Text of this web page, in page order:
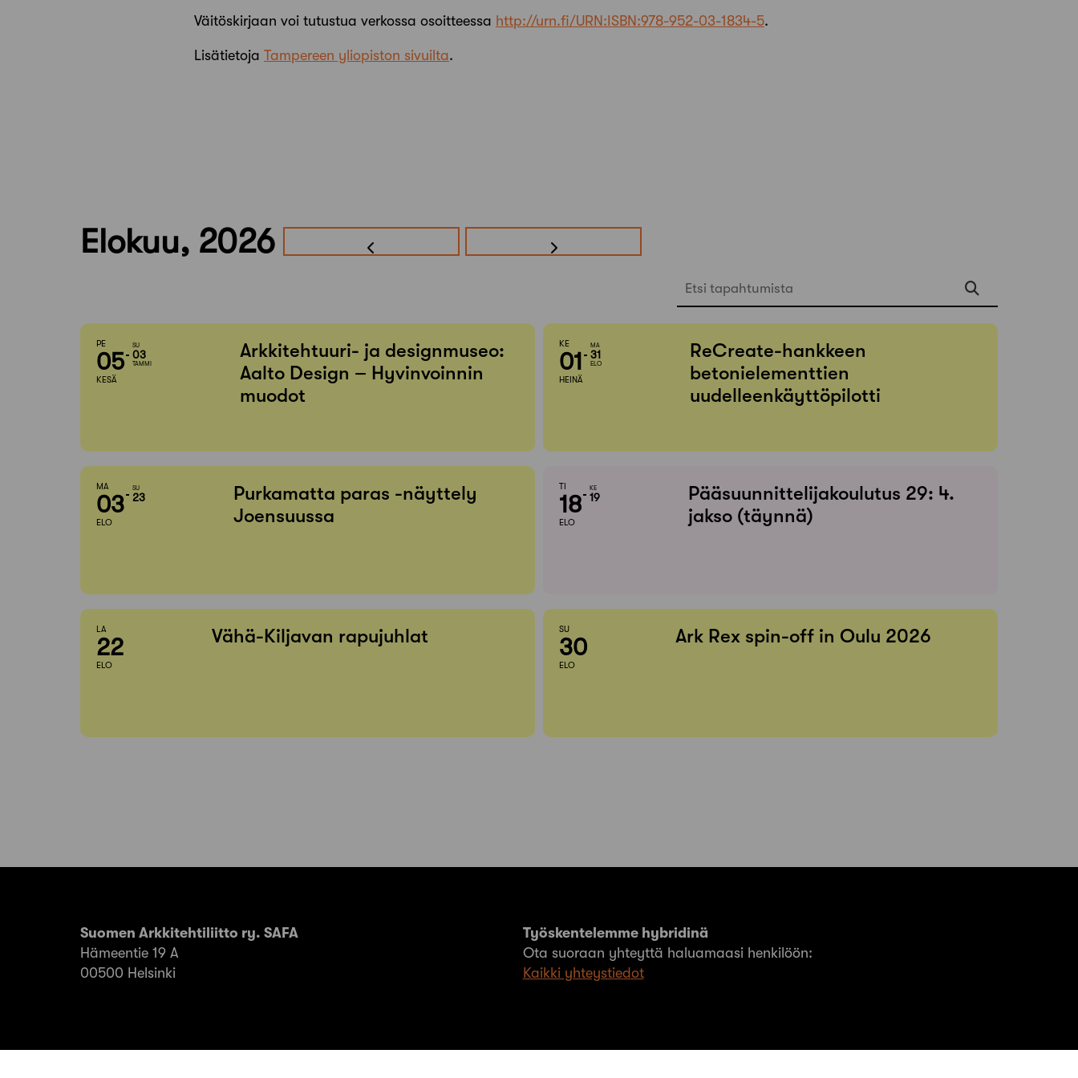
Väitöskirjaan voi tutustua verkossa osoitteessa http://urn.fi/URN:ISBN:978-952-03-1834-5.
Lisätietoja Tampereen yliopiston sivuilta.
Elokuu, 2026
Etsi tapahtumista
PE
05
KESÄ
SU
03
TAMMI
Arkkitehtuuri- ja designmuseo:
Aalto Design – Hyvinvoinnin
muodot
KE
01
HEINÄ
MA
31
ELO
ReCreate-hankkeen
betonielementtien
uudelleenkäyttöpilotti
MA
03
ELO
SU
23
Purkamatta paras -näyttely
Joensuussa
TI
18
ELO
KE
19
Pääsuunnittelijakoulutus 29: 4.
jakso (täynnä)
LA
22
ELO
Vähä-Kiljavan rapujuhlat SU
30
ELO
Ark Rex spin-off in Oulu 2026
Suomen Arkkitehtiliitto ry. SAFA
Hämeentie 19 A
00500 Helsinki
Työskentelemme hybridinä
Ota suoraan yhteyttä haluamaasi henkilöön:
Kaikki yhteystiedot